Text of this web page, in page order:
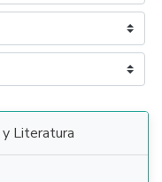
Literatura